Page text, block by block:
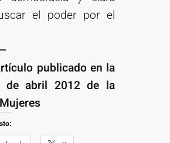
el poder por el
publicado en la
de abril 2012 de la